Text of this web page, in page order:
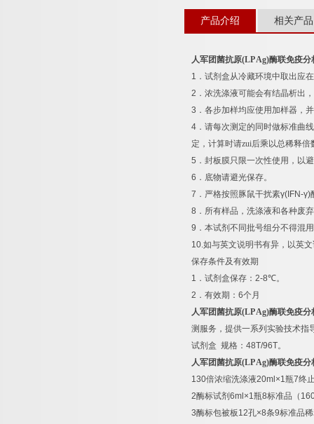
产品介绍 相关产品
人军团菌抗原(LP Ag)酶联免疫分
1 ．试剂盒从冷藏环境中取出应
2 ．浓洗涤液可能会有结晶析出
3 ．各步加样均应使用加样器，
4 ．请每次测定的同时做标准曲
定，计算时请zui后乘以总稀释倍
5 ．封板膜只限一次性使用，以
6 ．底物请避光保存。
7 ．严格按照豚鼠干扰素γ(IFN-γ)
8 ．所有样品，洗涤液和各种废
9 ．本试剂不同批号组分不得混
10.如与英文说明书有异，以英
保存条件及有效期
1 ．试剂盒保存： 2-8℃。
2 ．有效期： 6个月
人军团菌抗原(LP Ag)酶联免疫分
测服务，提供一系列实验技术指
试剂盒 规格： 48T/96T。
人军团菌抗原(LP Ag)酶联免疫分
130倍浓缩洗涤液20ml×1瓶7终
2酶标试剂 6ml×1瓶8标准品（
3酶标包被板12孔×8条9标准品